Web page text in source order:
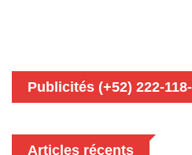
Publicités (+52) 222-
Articles récents